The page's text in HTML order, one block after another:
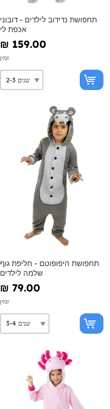
תחפושת נדידוב לילדים - דובוני
אכפת לי
₪‎ 159.00
זמין
תחפושת היפופוטם - חליפת גוף
שלמה לילדים
₪‎ 79.00
זמין